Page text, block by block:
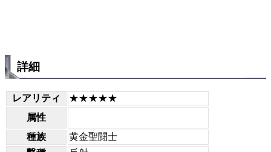
詳細
レアリティ
★★★★★
属性
種族
黄金聖闘士